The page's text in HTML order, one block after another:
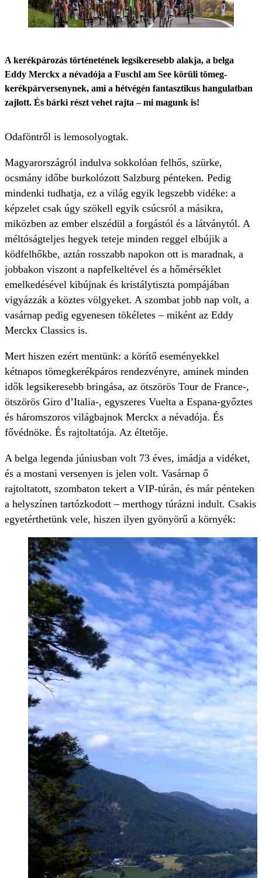
A kerékpározás történetének legsikeresebb alakja, a belga
Eddy Merckx a névadója a Fuschl am See körüli tömeg-
kerékpárversenynek, ami a hétvégén fantasztikus hangulatban
zajlott. És bárki részt vehet rajta – mi magunk is!
Odaföntről is lemosolyogtak.
Magyarországról indulva sokkolóan felhős, szürke,
ocsmány időbe burkolózott Salzburg pénteken. Pedig
mindenki tudhatja, ez a világ egyik legszebb vidéke: a
képzelet csak úgy szökell egyik csúcsról a másikra,
miközben az ember elszédül a forgástól és a látványtól. A
méltóságteljes hegyek teteje minden reggel elbújik a
ködfelhőkbe, aztán rosszabb napokon ott is maradnak, a
jobbakon viszont a napfelkeltével és a hőmérséklet
emelkedésével kibújnak és kristálytiszta pompájában
vigyázzák a köztes völgyeket. A szombat jobb nap volt, a
vasárnap pedig egyenesen tökéletes – miként az Eddy
Merckx Classics is.
Mert hiszen ezért mentünk: a körítő eseményekkel
kétnapos tömegkerékpáros rendezvényre, aminek minden
idők legsikeresebb bringása, az ötszörös Tour de France-,
ötszörös Giro d’Italia-, egyszeres Vuelta a Espana-győztes
és háromszoros világbajnok Merckx a névadója. És
fővédnöke. És rajtoltatója. Az éltetője.
A belga legenda júniusban volt 73 éves, imádja a vidéket,
és a mostani versenyen is jelen volt. Vasárnap ő
rajtoltatott, szombaton tekert a VIP-túrán, és már pénteken
a helyszínen tartózkodott – merthogy túrázni indult. Csakis
egyetérthetünk vele, hiszen ilyen gyönyörű a környék: